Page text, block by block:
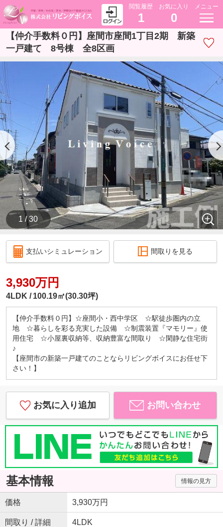
閲覧履歴
1
お気に入り
0
メニュー
【仲介手数料０円】座間市座間1丁目2期 新築
一戸建て 8号棟 全8区画
1 / 30
支払いシミュレーション 間取りを見る
3,930万円
4LDK 100.19㎡(30.30坪)
【仲介手数料０円】☆座間小・西中学区 ☆駅徒歩圏内の立
地 ☆暮らしを彩る充実した設備 ☆制震装置『マモリー』使
用住宅 ☆小屋裏収納等、収納豊富な間取り ☆閑静な住宅街
♪
【座間市の新築一戸建てのことならリビングボイスにお任せ下
さい！】
お気に入り追加 お問い合わせ
基本情報 情報の見方
価格 3,930万円
間取り / 詳細 4LDK